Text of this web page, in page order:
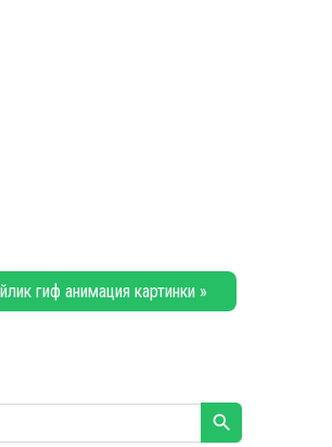
гиф анимация картинки »